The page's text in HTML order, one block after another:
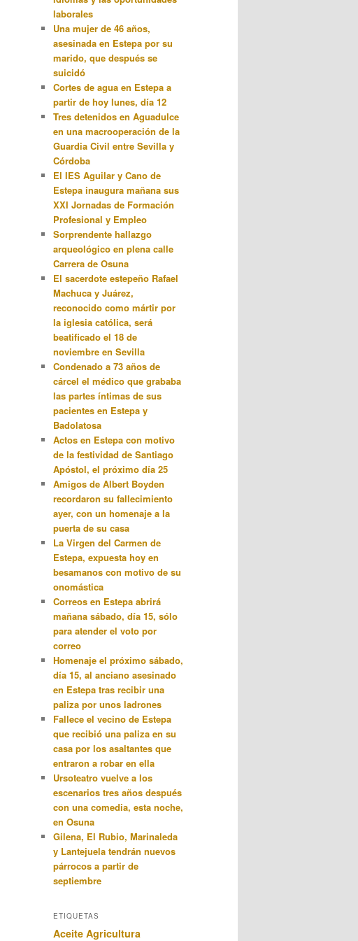
laborales
Una mujer de 46 años,
asesinada en Estepa por su
marido, que después se
suicidó
Cortes de agua en Estepa a
partir de hoy lunes, día 12
Tres detenidos en Aguadulce
en una macrooperación de la
Guardia Civil entre Sevilla y
Córdoba
El IES Aguilar y Cano de
Estepa inaugura mañana sus
XXI Jornadas de Formación
Profesional y Empleo
Sorprendente hallazgo
arqueológico en plena calle
Carrera de Osuna
El sacerdote estepeño Rafael
Machuca y Juárez,
reconocido como mártir por
la iglesia católica, será
beatificado el 18 de
noviembre en Sevilla
Condenado a 73 años de
cárcel el médico que grababa
las partes íntimas de sus
pacientes en Estepa y
Badolatosa
Actos en Estepa con motivo
de la festividad de Santiago
Apóstol, el próximo día 25
Amigos de Albert Boyden
recordaron su fallecimiento
ayer, con un homenaje a la
puerta de su casa
La Virgen del Carmen de
Estepa, expuesta hoy en
besamanos con motivo de su
onomástica
Correos en Estepa abrirá
mañana sábado, día 15, sólo
para atender el voto por
correo
Homenaje el próximo sábado,
día 15, al anciano asesinado
en Estepa tras recibir una
paliza por unos ladrones
Fallece el vecino de Estepa
que recibió una paliza en su
casa por los asaltantes que
entraron a robar en ella
Ursoteatro vuelve a los
escenarios tres años después
con una comedia, esta noche,
en Osuna
Gilena, El Rubio, Marinaleda
y Lantejuela tendrán nuevos
párrocos a partir de
septiembre
ETIQUETAS
Aceite Agricultura